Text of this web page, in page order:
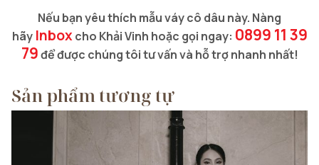
Nếu bạn yêu thích mẫu váy cô dâu này. Nàng
hãy Inboxcho Khải Vinh hoặc gọi ngay: 0899 11 39
79để được chúng tôi tư vấn và hỗ trợ nhanh nhất!
Sản phẩm tương tự